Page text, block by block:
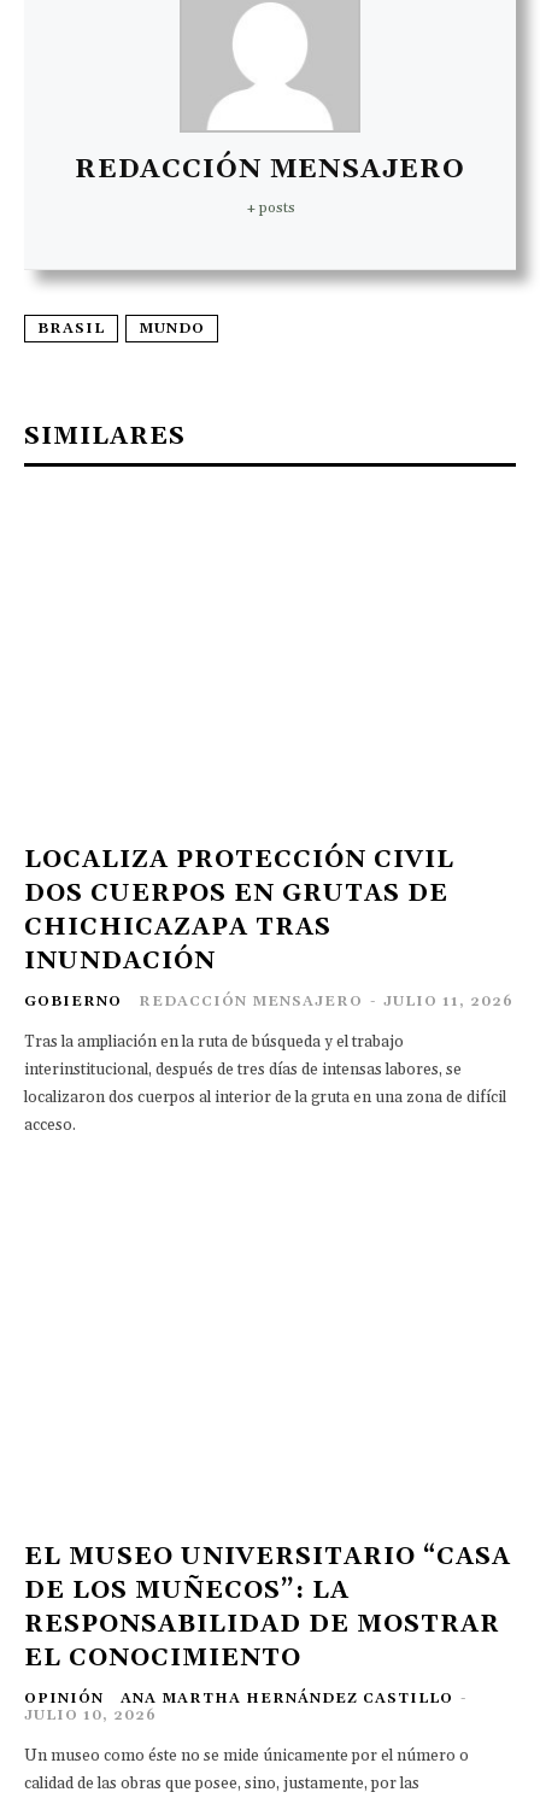
REDACCIÓN MENSAJERO
+ posts
BRASIL MUNDO
SIMILARES
LOCALIZA PROTECCIÓN CIVIL
DOS CUERPOS EN GRUTAS DE
CHICHICAZAPA TRAS
INUNDACIÓN
GOBIERNO REDACCIÓN MENSAJERO - JULIO 11, 2026
Tras la ampliación en la ruta de búsqueda y el trabajo
interinstitucional, después de tres días de intensas labores, se
localizaron dos cuerpos al interior de la gruta en una zona de difícil
acceso.
EL MUSEO UNIVERSITARIO “CASA
DE LOS MUÑECOS”: LA
RESPONSABILIDAD DE MOSTRAR
EL CONOCIMIENTO
OPINIÓN ANA MARTHA HERNÁNDEZ CASTILLO -
JULIO 10, 2026
Un museo como éste no se mide únicamente por el número o
calidad de las obras que posee, sino, justamente, por las